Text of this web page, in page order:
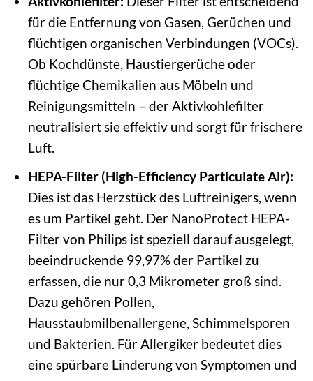
für die Entfernung von Gasen, Gerüchen und
flüchtigen organischen Verbindungen (VOCs).
Ob Kochdünste, Haustiergerüche oder
flüchtige Chemikalien aus Möbeln und
Reinigungsmitteln – der Aktivkohlefilter
neutralisiert sie effektiv und sorgt für frischere
Luft.
HEPA-Filter (High-Efficiency Particulate Air):
Dies ist das Herzstück des Luftreinigers, wenn
es um Partikel geht. Der NanoProtect HEPA-
Filter von Philips ist speziell darauf ausgelegt,
beeindruckende 99,97% der Partikel zu
erfassen, die nur 0,3 Mikrometer groß sind.
Dazu gehören Pollen,
Hausstaubmilbenallergene, Schimmelsporen
und Bakterien. Für Allergiker bedeutet dies
eine spürbare Linderung von Symptomen und